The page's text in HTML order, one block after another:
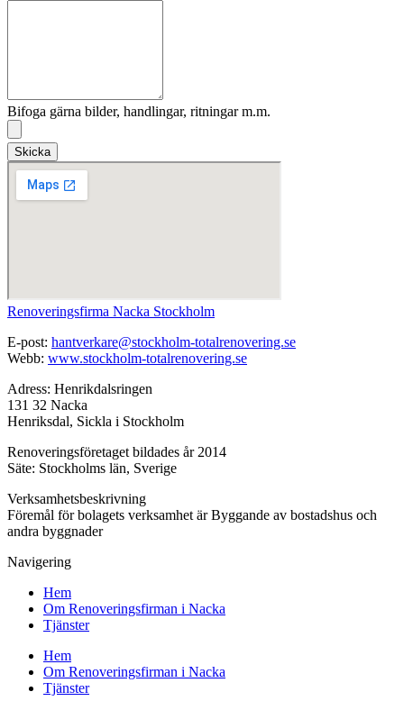
Bifoga gärna bilder, handlingar, ritningar m.m.
Skicka
Renoveringsfirma Nacka Stockholm
E-post: hantverkare@stockholm-totalrenovering.se
Webb: www.stockholm-totalrenovering.se
Adress: Henrikdalsringen
131 32 Nacka
Henriksdal, Sickla i Stockholm
Renoveringsföretaget bildades år 2014
Säte: Stockholms län, Sverige
Verksamhetsbeskrivning
Föremål för bolagets verksamhet är Byggande av bostadshus och
andra byggnader
Navigering
Hem
Om Renoveringsfirman i Nacka
Tjänster
Hem
Om Renoveringsfirman i Nacka
Tjänster